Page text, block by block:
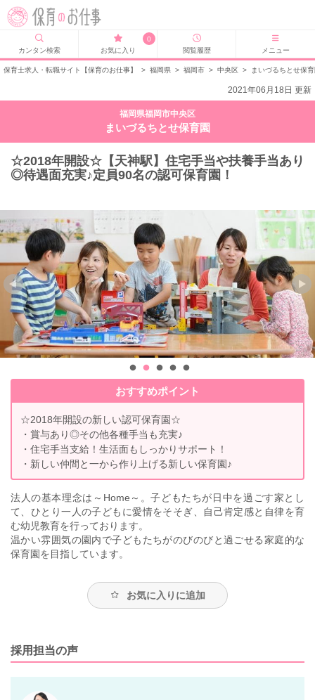
カンタン検索
0
お気に入り
閲覧履歴 メニュー
保育士求人・転職サイト【保育のお仕事】 > 福岡県 > 福岡市 > 中央区 > まいづるちとせ保
2021年06月18日 更新
福岡県福岡市中央区
まいづるちとせ保育園
☆2018年開設☆【天神駅】住宅手当や扶養手当あり
◎待遇面充実♪定員90名の認可保育園！
おすすめポイント
☆2018年開設の新しい認可保育園☆
・賞与あり◎その他各種手当も充実♪
・住宅手当支給！生活面もしっかりサポート！
・新しい仲間と一から作り上げる新しい保育園♪
法人の基本理念は～Home～。子どもたちが日中を過ごす家とし
て、ひとり一人の子どもに愛情をそそぎ、自己肯定感と自律を育
む幼児教育を行っております。
温かい雰囲気の園内で子どもたちがのびのびと過ごせる家庭的な
保育園を目指しています。
お気に入りに追加
採用担当の声